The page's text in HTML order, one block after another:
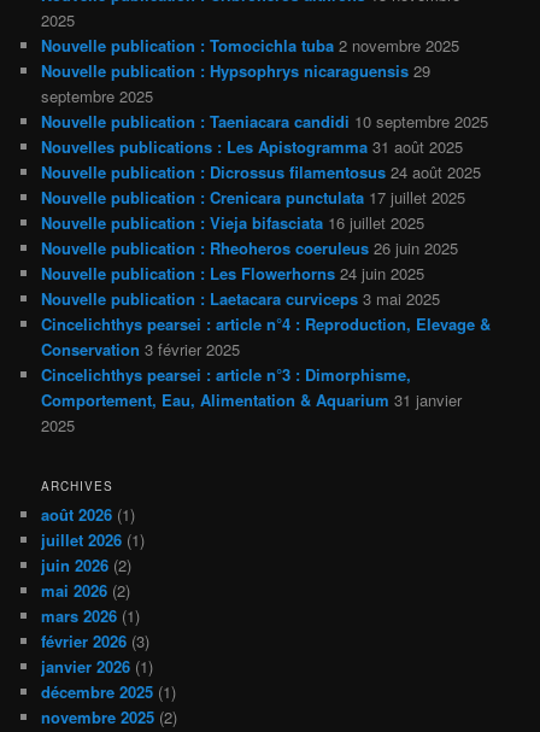
2025
Nouvelle publication : Tomocichla tuba 2 novembre 2025
Nouvelle publication : Hypsophrys nicaraguensis 29
septembre 2025
Nouvelle publication : Taeniacara candidi 10 septembre 2025
Nouvelles publications : Les Apistogramma 31 août 2025
Nouvelle publication : Dicrossus filamentosus 24 août 2025
Nouvelle publication : Crenicara punctulata 17 juillet 2025
Nouvelle publication : Vieja bifasciata 16 juillet 2025
Nouvelle publication : Rheoheros coeruleus 26 juin 2025
Nouvelle publication : Les Flowerhorns 24 juin 2025
Nouvelle publication : Laetacara curviceps 3 mai 2025
Cincelichthys pearsei : article n°4 : Reproduction, Elevage &
Conservation 3 février 2025
Cincelichthys pearsei : article n°3 : Dimorphisme,
Comportement, Eau, Alimentation & Aquarium 31 janvier
2025
ARCHIVES
août 2026 (1)
juillet 2026 (1)
juin 2026 (2)
mai 2026 (2)
mars 2026 (1)
février 2026 (3)
janvier 2026 (1)
décembre 2025 (1)
novembre 2025 (2)